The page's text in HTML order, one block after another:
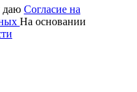
даю Согласие на
На основании